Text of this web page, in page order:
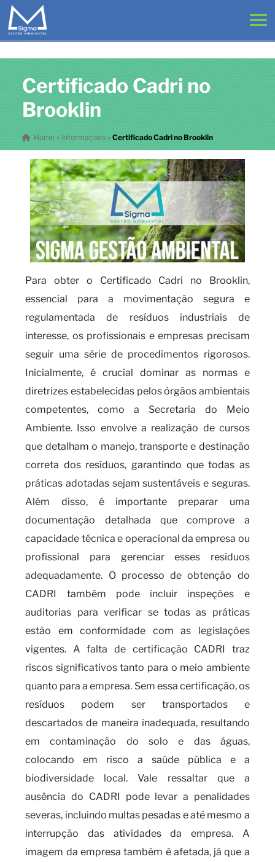
Certificado Cadri no
Brooklin
Home» Informações » Certificado Cadri no Brooklin
Para obter o Certificado Cadri no Brooklin,
essencial para a movimentação segura e
regulamentada de resíduos industriais de
interesse, os profissionais e empresas precisam
seguir uma série de procedimentos rigorosos.
Inicialmente, é crucial dominar as normas e
diretrizes estabelecidas pelos órgãos ambientais
competentes, como a Secretaria do Meio
Ambiente. Isso envolve a realização de cursos
que detalham o manejo, transporte e destinação
correta dos resíduos, garantindo que todas as
práticas adotadas sejam sustentáveis e seguras.
Além disso, é importante preparar uma
documentação detalhada que comprove a
capacidade técnica e operacional da empresa ou
profissional para gerenciar esses resíduos
adequadamente. O processo de obtenção do
CADRI também pode incluir inspeções e
auditorias para verificar se todas as práticas
estão em conformidade com as legislações
vigentes. A falta de certificação CADRI traz
riscos significativos tanto para o meio ambiente
quanto para a empresa. Sem essa certificação, os
resíduos podem ser transportados e
descartados de maneira inadequada, resultando
em contaminação do solo e das águas,
colocando em risco a saúde pública e a
biodiversidade local. Vale ressaltar que a
ausência do CADRI pode levar a penalidades
severas, incluindo multas pesadas e até mesmo a
interrupção das atividades da empresa. A
imagem da empresa também é afetada, já que a